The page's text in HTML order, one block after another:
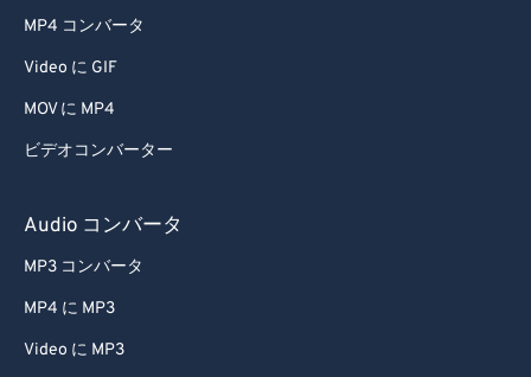
MP4 コンバータ
Video に GIF
MOV に MP4
ビデオコンバーター
Audio コンバータ
MP3 コンバータ
MP4 に MP3
Video に MP3